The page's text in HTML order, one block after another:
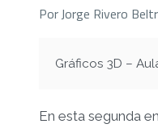
PorJorge Rivero
Gráficos 3D –
En esta segunda